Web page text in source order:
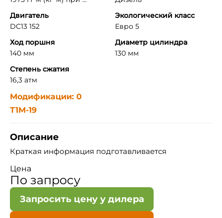
Двигатель
DC13 152
Экологический класс
Евро 5
Ход поршня
140 мм
Диаметр цилиндра
130 мм
Степень сжатия
16,3 атм
Модификации: 0
Т1М-19
Описание
Краткая информация подготавливается
Цена
По запросу
Запросить цену у дилера